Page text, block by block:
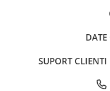
Prize, intrerupatoare si
StechereSUPORT CLIENTI